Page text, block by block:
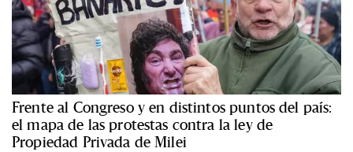
Frente al Congreso y en distintos puntos del país:
el mapa de las protestas contra la ley de
Propiedad Privada de Milei